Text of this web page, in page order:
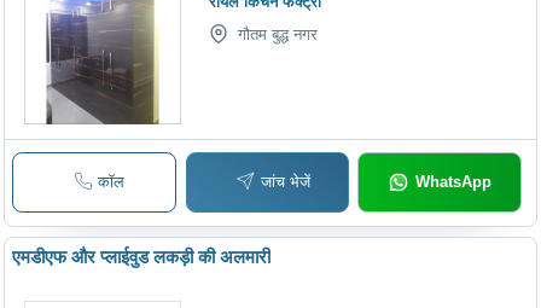
गौतम बुद्ध नगर
कॉल जांच भेजें WhatsApp
एमडीएफ और प्लाईवुड लकड़ी की अलमारी